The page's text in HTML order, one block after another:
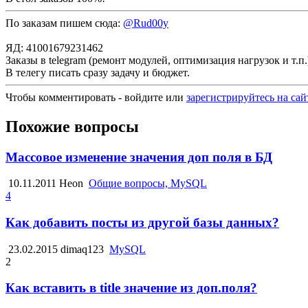
По заказам пишем сюда: @Rud00y
ЯД: 41001679231462
Заказы в telegram (ремонт модулей, оптимизация нагрузок и
В телегу писать сразу задачу и бюджет.
Чтобы комментировать - войдите или зарегистрируйтесь на
Похожие вопросы
Массовое изменение значения доп поля в БД
10.11.2011 Heon Общие вопросы, MySQL
4
Как добавить посты из другой базы данных?
23.02.2015 dimaq123 MySQL
2
Как вставить в title значение из доп.поля?